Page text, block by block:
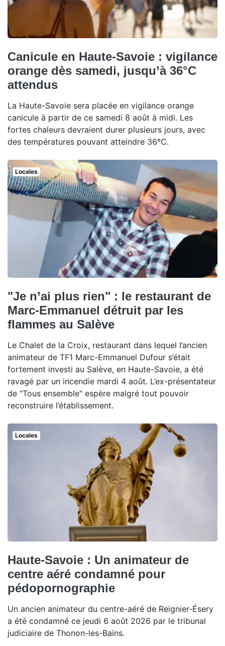
Canicule en Haute-Savoie : vigilance
orange dès samedi, jusqu’à 36°C
attendus
La Haute-Savoie sera placée en vigilance orange
canicule à partir de ce samedi 8 août à midi. Les
fortes chaleurs devraient durer plusieurs jours, avec
des températures pouvant atteindre 36°C.
Locales
"Je n’ai plus rien" : le restaurant de
Marc-Emmanuel détruit par les
flammes au Salève
Le Chalet de la Croix, restaurant dans lequel l’ancien
animateur de TF1 Marc-Emmanuel Dufour s’était
fortement investi au Salève, en Haute-Savoie, a été
ravagé par un incendie mardi 4 août. L’ex-présentateur
de "Tous ensemble" espère malgré tout pouvoir
reconstruire l’établissement.
Locales
Haute-Savoie : Un animateur de
centre aéré condamné pour
pédopornographie
Un ancien animateur du centre-aéré de Reignier-Ésery
a été condamné ce jeudi 6 août 2026 par le tribunal
judiciaire de Thonon-les-Bains.